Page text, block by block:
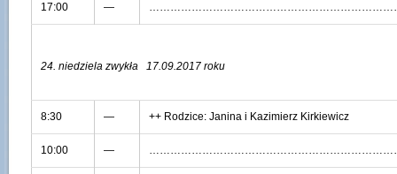
17:00 —
24. niedziela zwykła 17.09.2017 roku
8:30 — ++ Rodzice: Janina i Kazimierz Kirkiewicz
10:00 —